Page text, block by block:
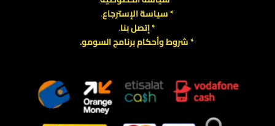
*سياسةالإسترجاع.
* إتصل بنا.
* شروط وأحكام برنامج السومو.